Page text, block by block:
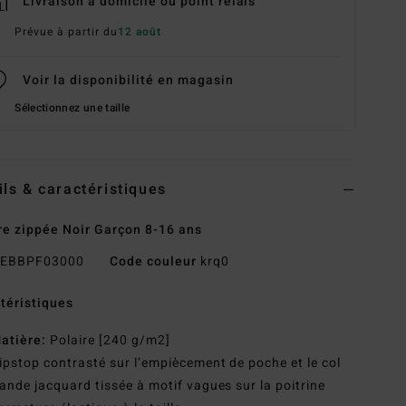
Prévue à partir du12 août
Voir la disponibilité en magasin
Sélectionnez une taille
& caractéristiques
zippée Noir Garçon 8-16 ans
EBBPF03000 Code couleur krq0
Polaire [240 g/m2]
contrasté sur l’empiècement de poche et le col
jacquard tissée à motif vagues sur la poitrine